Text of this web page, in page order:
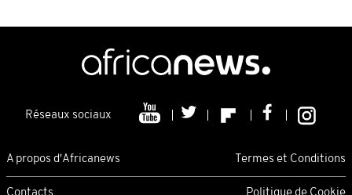
Réseaux sociaux
A propos d'Africanews Termes et Conditions